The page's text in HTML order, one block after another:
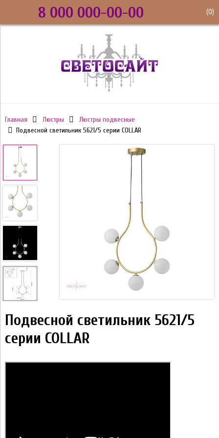
8 000 000-00-00 (0)
Главная Люстры
Люстры подвесные
Подвесной светильник 5621/5 серии COLLAR
Подвесной светильник 5621/5
серии COLLAR